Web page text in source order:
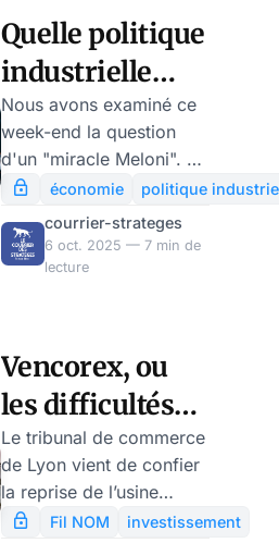
Quelle politique
industrielle
pour que les
PME françaises
exportent ? par
Vincent
Clairmont
Nous avons examiné ce
week-end la question
d'un "miracle Meloni". Si
ce miracle tient
largement aux flots
d'agrent déversés par
l'UE, il n'en reste pas
d'examiner de près.
Voici quelques pistes
pour dynamiser les
exportations françaises.
Au cœur de l'Europe,
deux géants
économie
politique
courrier-strateges
6 oct. 2025 — 7 min de
lecture
Vencorex, ou
les difficultés
de la
réindustrialisation
en France, par
Le tribunal de commerce
de Lyon vient de confier
la reprise de l’usine
Vencorex, près de
Fil NOM
investissement